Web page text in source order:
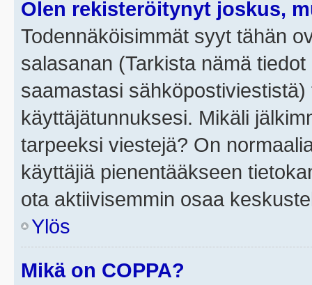
Olen rekisteröitynyt joskus,
Todennäköisimmät syyt tähän
salasanan (Tarkista nämä
saamastasi
käyttäjätunnuksesi. Mikäli
tarpeeksi viestejä? On
käyttäjiä pienentääkseen
ota aktiivisemmin osaa
Ylös
Mikä on COPPA?